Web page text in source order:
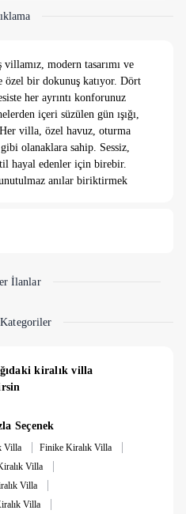
modern tasarımı ve
bir dokunuş katıyor. Dört
her ayrıntı konforunuz
içeri süzülen gün ışığı,
villa, özel havuz, oturma
olanaklara sahip. Sessiz,
hayal edenler için birebir.
anılar biriktirmek
İlanlar
kiralık villa
Seçenek
Villa | Finike Kiralık Villa |
Villa |
Villa |
Villa |